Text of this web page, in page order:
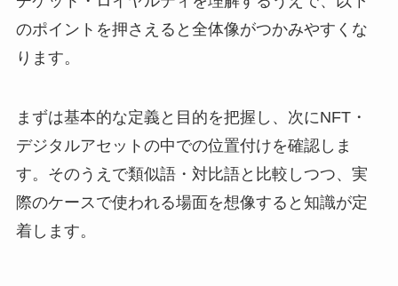
のポイントを押さえると全体像がつかみやすくな
ります。
まずは基本的な定義と目的を把握し、次にNFT・
デジタルアセットの中での位置付けを確認しま
す。そのうえで類似語・対比語と比較しつつ、実
際のケースで使われる場面を想像すると知識が定
着します。